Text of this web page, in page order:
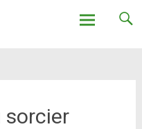
sorcier